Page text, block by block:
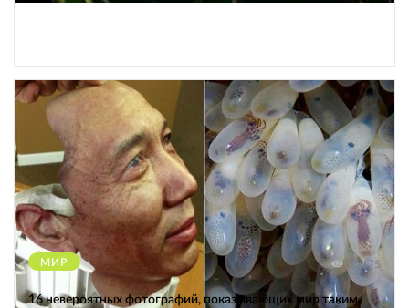
МИР 12175
16 невероятных фотографий, показывающих мир таким,